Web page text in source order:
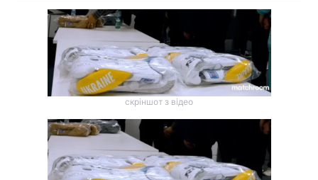
скріншот з відео